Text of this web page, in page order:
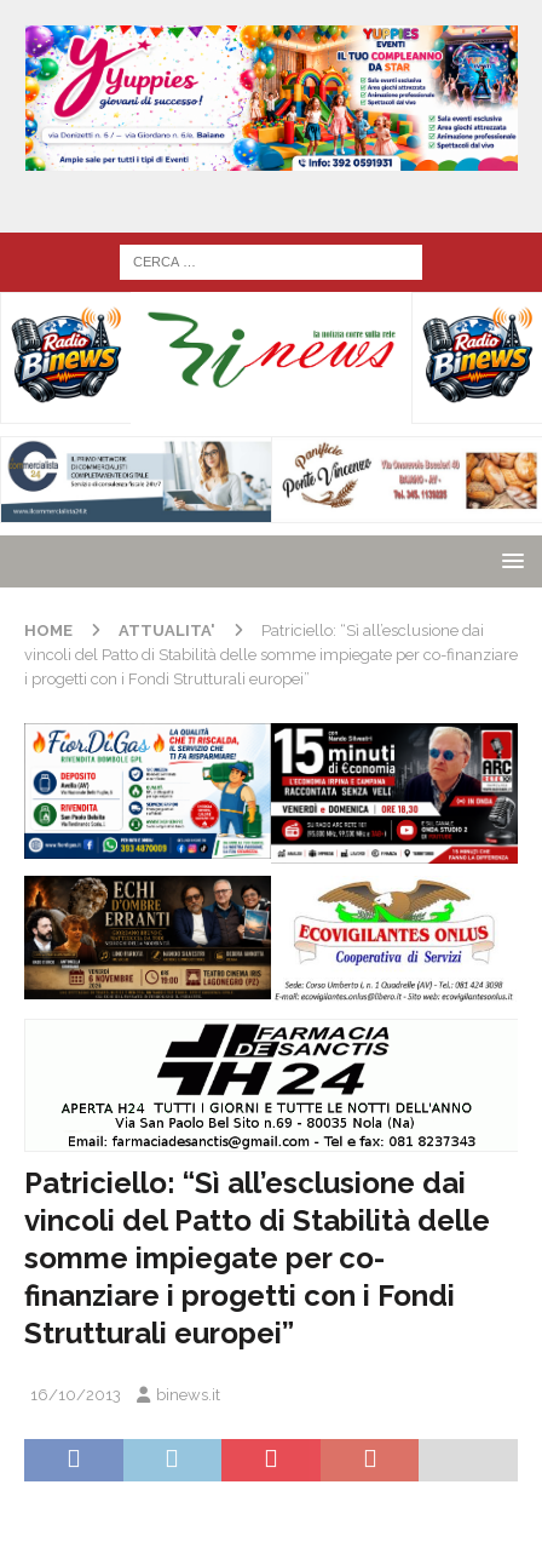
HOME ATTUALITA'
Patriciello: “Sì all’esclusione dai
vincoli del Patto di Stabilità delle somme impiegate per co-finanziare
i progetti con i Fondi Strutturali europei”
Patriciello: “Sì all’esclusione dai
vincoli del Patto di Stabilità delle
somme impiegate per co-
finanziare i progetti con i Fondi
Strutturali europei”
16/10/2013 binews.it